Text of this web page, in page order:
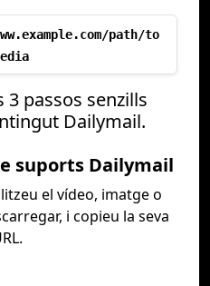
path/to
3 passos senzills
Dailymail.
suports Dailymail
el vídeo, imatge o
i copieu la seva